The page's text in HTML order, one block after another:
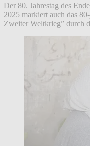
Der 80. Jahrestag des
2025 markiert auch das
Zweiter Weltkrieg” durch